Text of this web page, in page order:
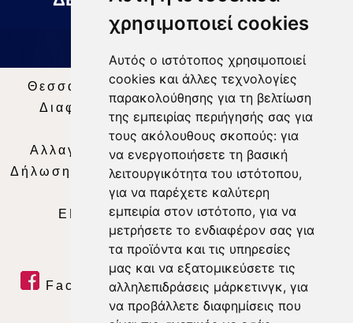
χρησιμοποιεί cookies
Αυτός ο ιστότοπος χρησιμοποιεί
cookies και άλλες τεχνολογίες
παρακολούθησης για τη βελτίωση
της εμπειρίας περιήγησής σας για
τους ακόλουθους σκοπούς: για
να ενεργοποιήσετε τη βασική
λειτουργικότητα του ιστότοπου,
για να παρέχετε καλύτερη
εμπειρία στον ιστότοπο, για να
μετρήσετε το ενδιαφέρον σας για
τα προϊόντα και τις υπηρεσίες
μας και να εξατομικεύσετε τις
αλληλεπιδράσεις μάρκετινγκ, για
να προβάλλετε διαφημίσεις που
Θεσσαλία Τηλεόραση|SNG Services
Διαφήμιση | Όροι Χρήσης |Δήλωση
Απορρήτου |
Περιεχόμενο
Αλλαγή Προτιμήσεων για τα Cookies
Δήλωση συμμόρφωσης με τη σύσταση (ΕΕ)
2018/334|Ταυτότητα
ΕΝΗΜΕΡΩΣΗ |WEB TV| LIVE
Facebook| Twitter | Youtube
RSS Feed